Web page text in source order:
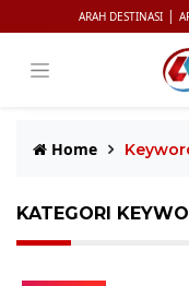
ARAH DESTINASI |
Home
KATEGORI